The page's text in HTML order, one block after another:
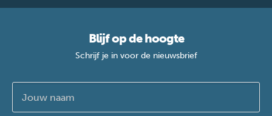
Blijf op de hoogte
Schrijf je in voor de nieuwsbrief